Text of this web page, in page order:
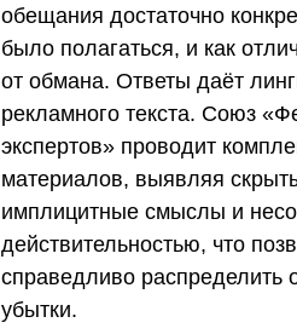
обещания достаточно
было полагаться, и как
от обмана. Ответы даёт
рекламного текста. Союз
экспертов» проводит
материалов, выявляя
имплицитные смыслы и
действительностью, что
справедливо распределить
убытки.